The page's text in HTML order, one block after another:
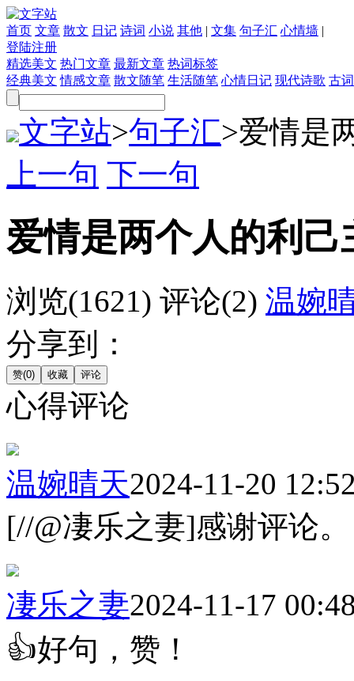
首页 文章 散文 日记 诗词 小说 其他 | 文集 句子汇 心情墙 |
登陆注册
精选美文 热门文章 最新文章 热词标签
经典美文 情感文章 散文随笔 生活随笔 心情日记 现代诗歌 古
文字站>句子汇>爱情是
上一句 下一句
爱情是两个人的利
浏览(1621) 评论(2) 温婉
分享到：
心得评论
温婉晴天2024-11-20
[//@凄乐之妻]感谢评论。
凄乐之妻2024-11-17
👍好句，赞！